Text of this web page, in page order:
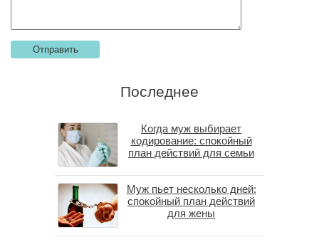
Последнее
Когда муж выбирает
кодирование: спокойный
план действий для семьи
Муж пьет несколько дней:
спокойный план действий
для жены